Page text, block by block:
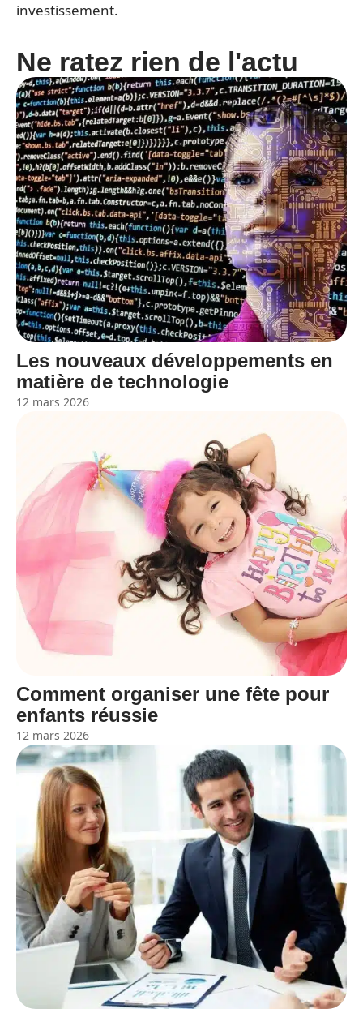
investissement.
Ne ratez rien de l'actu
Les nouveaux développements en
matière de technologie
12 mars 2026
Comment organiser une fête pour
enfants réussie
12 mars 2026